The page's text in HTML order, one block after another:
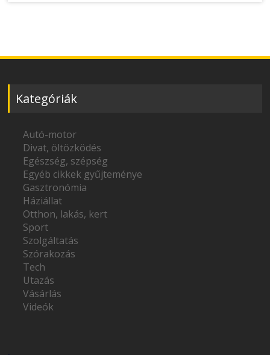
Kategóriák
Autó-motor
Divat, öltözködés
Egészség, szépség
Egyéb cikkek gyűjteménye
Gasztronómia
Háziállat
Otthon, lakás, kert
Sport
Szolgáltatás
Szórakozás
Tech
Utazás
Vásárlás
Videók